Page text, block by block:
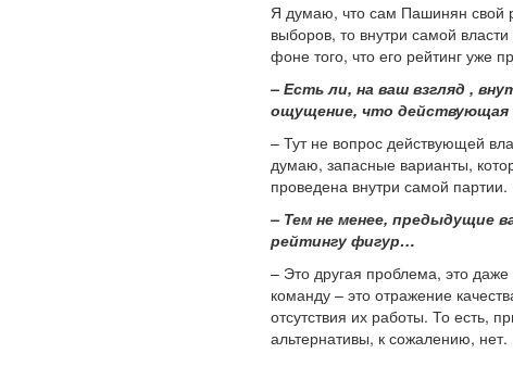
Я думаю, что сам Пашинян свой
выборов, то внутри самой
фоне того, что его рейтинг уже
– Есть ли, на ваш взгляд ,
ощущение, что
– Тут не вопрос действующей
думаю, запасные варианты,
проведена внутри самой партии.
– Тем не менее, предыдущие
рейтингу фигур…
– Это другая проблема, это
команду – это отражение
отсутствия их работы. То есть,
альтернативы, к сожалению, нет.